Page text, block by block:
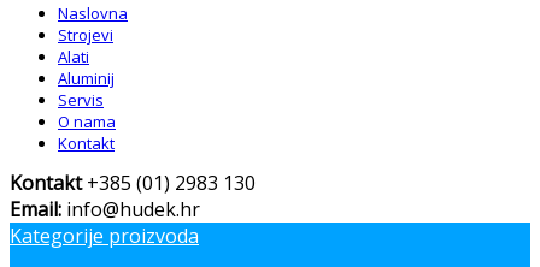
Naslovna
Strojevi
Alati
Aluminij
Servis
O nama
Kontakt
Kontakt+385 (01) 2983 130
Email: info@hudek.hr
Kategorije proizvoda